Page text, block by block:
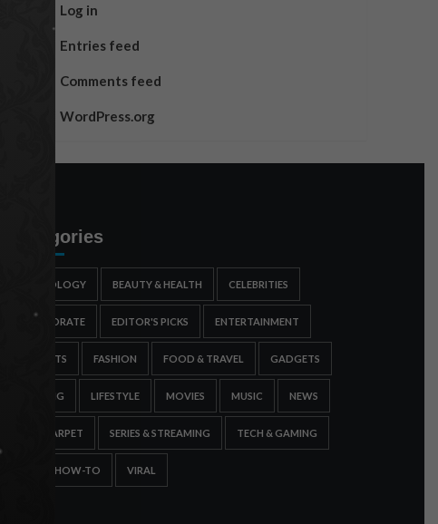
Log in
Entries feed
Comments feed
WordPress.org
Categories
ASTROLOGY BEAUTY & HEALTH CELEBRITIES
CORPORATE EDITOR'S PICKS ENTERTAINMENT
ESPORTS FASHION FOOD & TRAVEL GADGETS
GAMING LIFESTYLE MOVIES MUSIC NEWS
RED CARPET SERIES & STREAMING TECH & GAMING
TIPS & HOW-TO VIRAL